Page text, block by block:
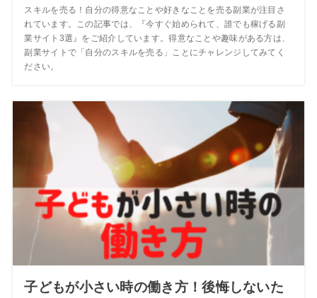
スキルを売る！自分の得意なことや好きなことを売る副業が注目さ
れています。この記事では、『今すぐ始められて、誰でも稼げる副
業サイト3選』をご紹介しています。得意なことや趣味がある方は、
副業サイトで「自分のスキルを売る」ことにチャレンジしてみてく
ださい。
子どもが小さい時の働き方！後悔しないた